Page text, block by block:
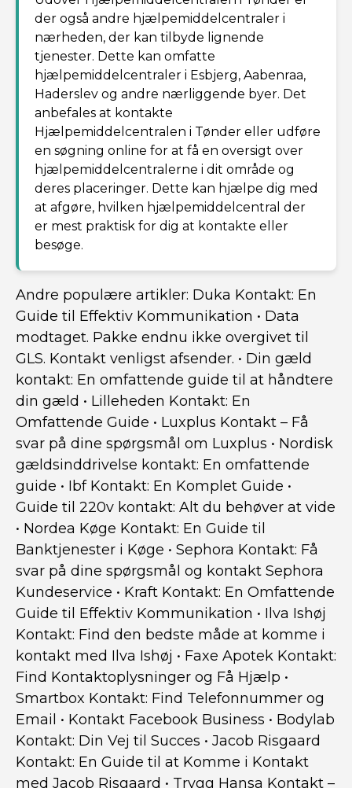
der også andre hjælpemiddelcentraler i
nærheden, der kan tilbyde lignende
tjenester. Dette kan omfatte
hjælpemiddelcentraler i Esbjerg, Aabenraa,
Haderslev og andre nærliggende byer. Det
anbefales at kontakte
Hjælpemiddelcentralen i Tønder eller udføre
en søgning online for at få en oversigt over
hjælpemiddelcentralerne i dit område og
deres placeringer. Dette kan hjælpe dig med
at afgøre, hvilken hjælpemiddelcentral der
er mest praktisk for dig at kontakte eller
besøge.
Andre populære artikler: Duka Kontakt: En
Guide til Effektiv Kommunikation • Data
modtaget. Pakke endnu ikke overgivet til
GLS. Kontakt venligst afsender. • Din gæld
kontakt: En omfattende guide til at håndtere
din gæld • Lilleheden Kontakt: En
Omfattende Guide • Luxplus Kontakt – Få
svar på dine spørgsmål om Luxplus • Nordisk
gældsinddrivelse kontakt: En omfattende
guide • Ibf Kontakt: En Komplet Guide •
Guide til 220v kontakt: Alt du behøver at vide
• Nordea Køge Kontakt: En Guide til
Banktjenester i Køge • Sephora Kontakt: Få
svar på dine spørgsmål og kontakt Sephora
Kundeservice • Kraft Kontakt: En Omfattende
Guide til Effektiv Kommunikation • Ilva Ishøj
Kontakt: Find den bedste måde at komme i
kontakt med Ilva Ishøj • Faxe Apotek Kontakt:
Find Kontaktoplysninger og Få Hjælp •
Smartbox Kontakt: Find Telefonnummer og
Email • Kontakt Facebook Business • Bodylab
Kontakt: Din Vej til Succes • Jacob Risgaard
Kontakt: En Guide til at Komme i Kontakt
med Jacob Risgaard • Trygg Hansa Kontakt –